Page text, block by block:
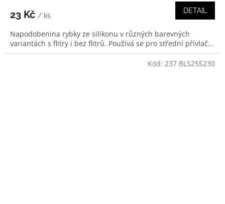
23 Kč / ks
DETAIL
Napodobenina rybky ze silikonu v různých barevných
variantách s flitry i bez flitrů. Používá se pro střední přívlač...
Kód: 237 BLS25S230